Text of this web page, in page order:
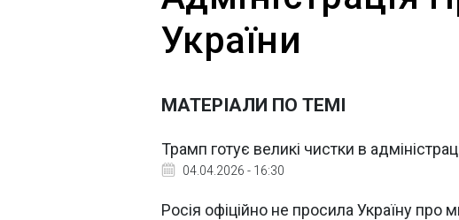
України
МАТЕРІАЛИ ПО ТЕМІ
Трамп готує великі чистки в
04.04.2026 - 16:30
Росія офіційно не просила Україну про